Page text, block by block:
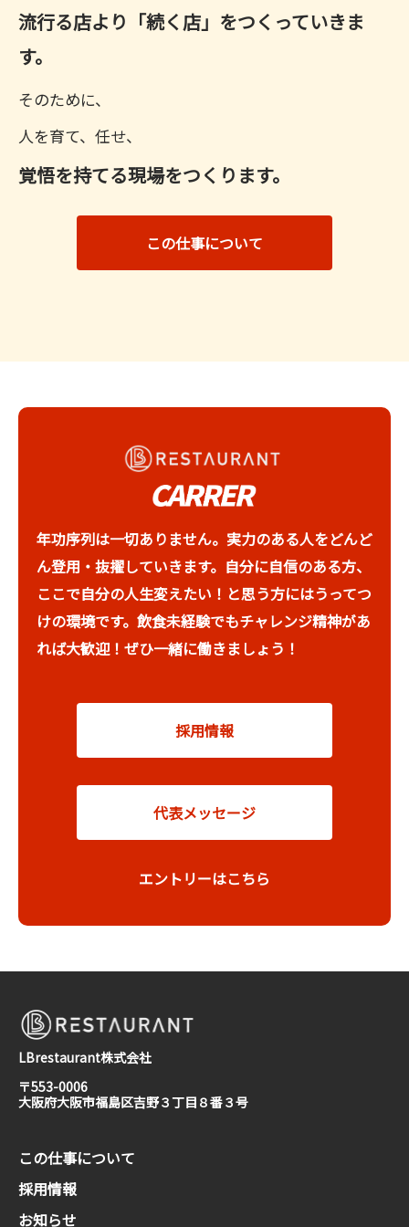
流行る店より「続く店」をつくっていきま
す。
そのために、
人を育て、任せ、
覚悟を持てる現場をつくります。
この仕事について
年功序列は一切ありません。実力のある人をどんど
ん登用・抜擢していきます。自分に自信のある方、
ここで自分の人生変えたい！と思う方にはうってつ
けの環境です。飲食未経験でもチャレンジ精神があ
れば大歓迎！ぜひ一緒に働きましょう！
採用情報
代表メッセージ
エントリーはこちら
LBrestaurant株式会社
〒553-0006
大阪府大阪市福島区吉野３丁目８番３号
この仕事について
採用情報
お知らせ